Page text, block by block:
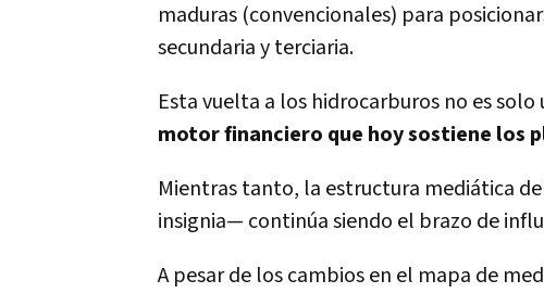
maduras (convencionales) para
secundaria y terciaria.
Esta vuelta a los hidrocarburos no es
motor financiero que hoy sostiene los
Mientras tanto, la estructura mediática
insignia— continúa siendo el brazo de
A pesar de los cambios en el mapa de